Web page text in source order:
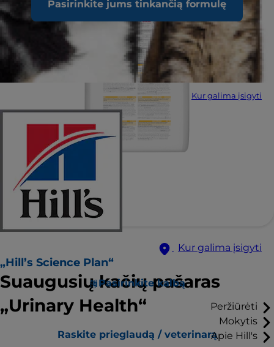
Pasirinkite jums tinkančią formulę
Kur galima įsigyti
Kur galima įsigyti
Pasirinkite kalbą
Peržiūrėti
Mokytis
Apie Hill's
„Hill’s Science Plan“
Suaugusių kačių pašaras
„Urinary Health“
Raskite prieglaudą / veterinarą